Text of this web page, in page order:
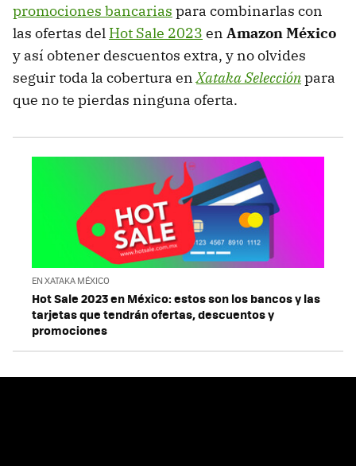
promociones bancarias para combinarlas con
las ofertas del Hot Sale 2023 en Amazon México
y así obtener descuentos extra, y no olvides
seguir toda la cobertura enXataka Selecciónpara
que no te pierdas ninguna oferta.
EN XATAKA MÉXICO
Hot Sale 2023 en México: estos son los bancos y las
tarjetas que tendrán ofertas, descuentos y
promociones